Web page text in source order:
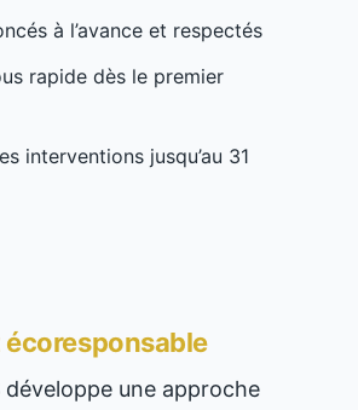
à l’avance et respectés
rapide dès le premier
interventions jusqu’au 31
développe une approche